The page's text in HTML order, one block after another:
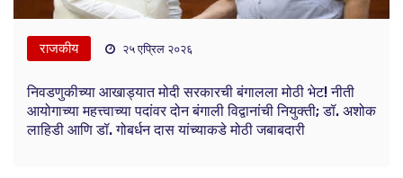
राजकीय २५ एप्रिल २०२६
निवडणुकीच्या आखाड्यात मोदी सरकारची बंगालला मोठी भेट! नीती
आयोगाच्या महत्त्वाच्या पदांवर दोन बंगाली विद्वानांची नियुक्ती; डॉ. अशोक
लाहिडी आणि डॉ. गोबर्धन दास यांच्याकडे मोठी जबाबदारी